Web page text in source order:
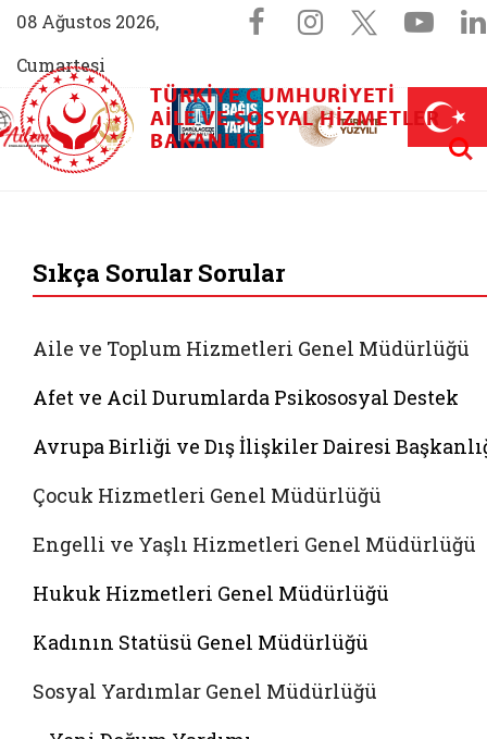
08 Ağustos 2026,
Cumartesi
Sosyal
Facebook
Instagram
X
Aile (yeni sekmede açılır)
AİLEM İletişim Merkezi (yeni sekmede açılır)
Aile ve Nüfus On Yılı (yeni sekmede açılır)
Darülaceze bağış sayfası (yeni
TÜRKIYE CUMHURIYETI
AILE VE SOSYAL HIZMETLER
BAKANLIĞI
Sıkça Sorular Sorular
Aile ve Toplum Hizmetleri Genel Müdürlüğü
Afet ve Acil Durumlarda Psikososyal Destek
Avrupa Birliği ve Dış İlişkiler Dairesi
Çocuk Hizmetleri Genel Müdürlüğü
Engelli ve Yaşlı Hizmetleri Genel Müdürlüğü
Hukuk Hizmetleri Genel Müdürlüğü
Kadının Statüsü Genel Müdürlüğü
Sosyal Yardımlar Genel Müdürlüğü